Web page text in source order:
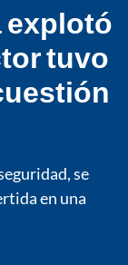
explotó
tuvo
se
en una